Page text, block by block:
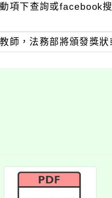
項下查詢或facebook
師，法務部將頒發獎狀